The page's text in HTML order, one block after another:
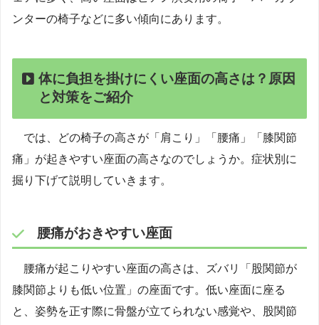
ンターの椅子などに多い傾向にあります。
体に負担を掛けにくい座面の高さは？原因
と対策をご紹介
では、どの椅子の高さが「肩こり」「腰痛」「膝関節
痛」が起きやすい座面の高さなのでしょうか。症状別に
掘り下げて説明していきます。
腰痛がおきやすい座面
腰痛が起こりやすい座面の高さは、ズバリ「股関節が
膝関節よりも低い位置」の座面です。低い座面に座る
と、姿勢を正す際に骨盤が立てられない感覚や、股関節